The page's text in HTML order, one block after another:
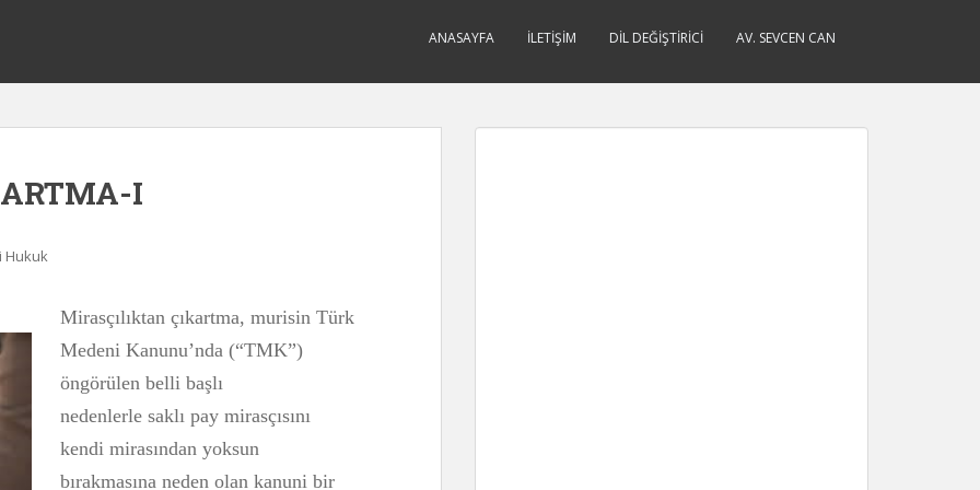
ANASAYFA İLETIŞIM DIL DEĞIŞTIRICI AV. SEVCEN CAN
I
Hukuk
Mirasçılıktan çıkartma, murisin Türk
Medeni Kanunu’nda (“TMK”)
öngörülen belli başlı
nedenlerle saklı pay mirasçısını
kendi mirasından yoksun
bırakmasına neden olan kanuni bir